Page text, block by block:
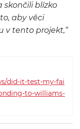
skončili blízko
aby věci
v tento projekt,“
did-it-test-my-fai
to-williams-